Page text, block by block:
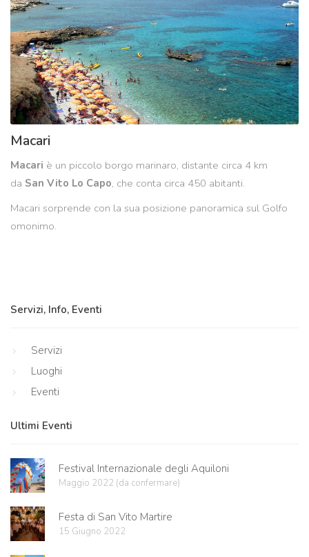
Macari
Macari è un piccolo borgo marinaro, distante circa 4 km
da San Vito Lo Capo, che conta circa 450 abitanti.
Macari sorprende con la sua posizione panoramica sul Golfo
omonimo.
Servizi, Info, Eventi
Servizi
Luoghi
Eventi
Ultimi Eventi
Festival Internazionale degli Aquiloni
Maggio 2022 (da confermare)
Festa di San Vito Martire
15 Giugno 2022